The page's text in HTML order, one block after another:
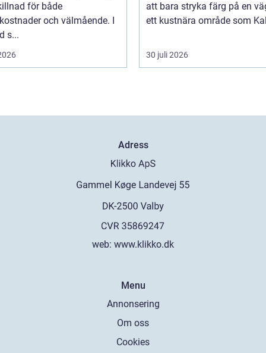
för både
och välmående. I
s...
att bara stryka färg på en
ett kustnära område som
30 juli 2026
Adress
web: www.klikko.dk
Menu
Annonsering
Om oss
Cookies